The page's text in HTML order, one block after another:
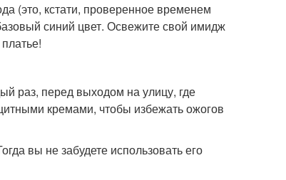
(это, кстати, проверенное временем
синий цвет. Освежите свой имидж
раз, перед выходом на улицу, где
кремами, чтобы избежать ожогов
вы не забудете использовать его